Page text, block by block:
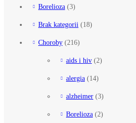
Borelioza (3)
Brak kategorii (18)
Choroby (216)
aids i hiv (2)
alergia (14)
alzheimer (3)
Borelioza (2)